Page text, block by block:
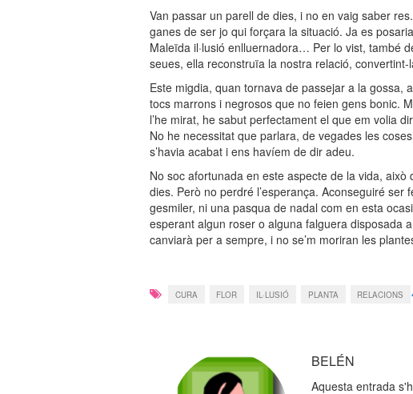
Van passar un parell de dies, i no en vaig saber
ganes de ser jo qui forçara la situació. Ja es
Maleïda il·lusió enlluernadora… Per lo vist, també
seues, ella reconstruïa la nostra relació,
Este migdia, quan tornava de passejar a la gossa,
tocs marrons i negrosos que no feien gens bonic.
l’he mirat, he sabut perfectament el que em volia
No he necessitat que parlara, de vegades les
s’havia acabat i ens havíem de dir adeu.
No soc afortunada en este aspecte de la vida,
dies. Però no perdré l’esperança. Aconseguiré ser
gesmiler, ni una pasqua de nadal com en esta
esperant algun roser o alguna falguera disposada
canviarà per a sempre, i no se’m moriran les
CURA FLOR IL·LUSIÓ PLANTA RELACIONS
BELÉN
Aquesta entrada